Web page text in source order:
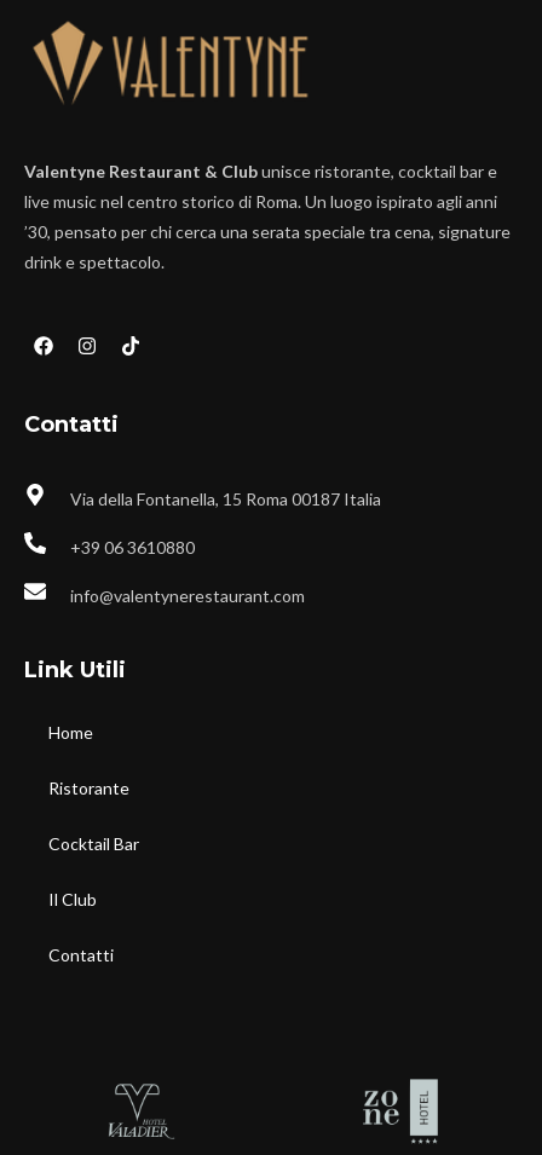
Valentyne Restaurant & Clubunisce ristorante, cocktail bar e
live music nel centro storico di Roma. Un luogo ispirato agli anni
’30, pensato per chi cerca una serata speciale tra cena, signature
drink e spettacolo.
Contatti
Via della Fontanella, 15 Roma 00187 Italia
+39 06 3610880
info@valentynerestaurant.com
Link Utili
Home
Ristorante
Cocktail Bar
Il Club
Contatti